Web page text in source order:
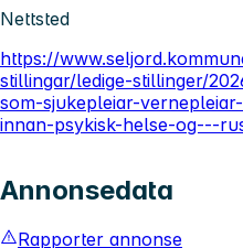
Nettsted
https://
stillingar/ledige-stillinger/
som-sjukepleiar-
innan-psykisk-helse-og---
Annonsedata
Rapporter annonse